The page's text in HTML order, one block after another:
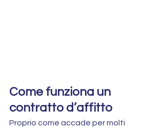
Come funziona un
contratto d’affitto
Proprio come accade per molti